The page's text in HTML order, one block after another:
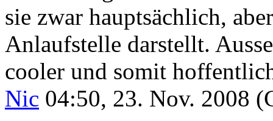
sie zwar hauptsächlich,
Anlaufstelle darstellt.
cooler und somit
Nic 04:50, 23. Nov. 2008